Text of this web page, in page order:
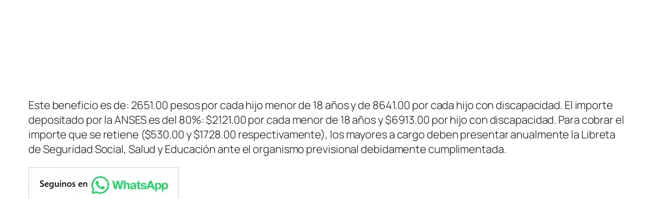
Este beneficio es de: 2651.00 pesos por cada hijo menor de 18 años y de 8641.00 por cada hijo con discapacidad. El importe
depositado por la ANSES es del 80%: $2121.00 por cada menor de 18 años y $6913.00 por hijo con discapacidad. Para cobrar el
importe que se retiene ($530.00 y $1728.00 respectivamente), los mayores a cargo deben presentar anualmente la Libreta
de Seguridad Social, Salud y Educación ante el organismo previsional debidamente cumplimentada.